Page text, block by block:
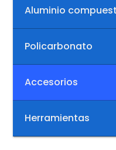
Aluminio
Policarbonato
Accesorios
Herramientas